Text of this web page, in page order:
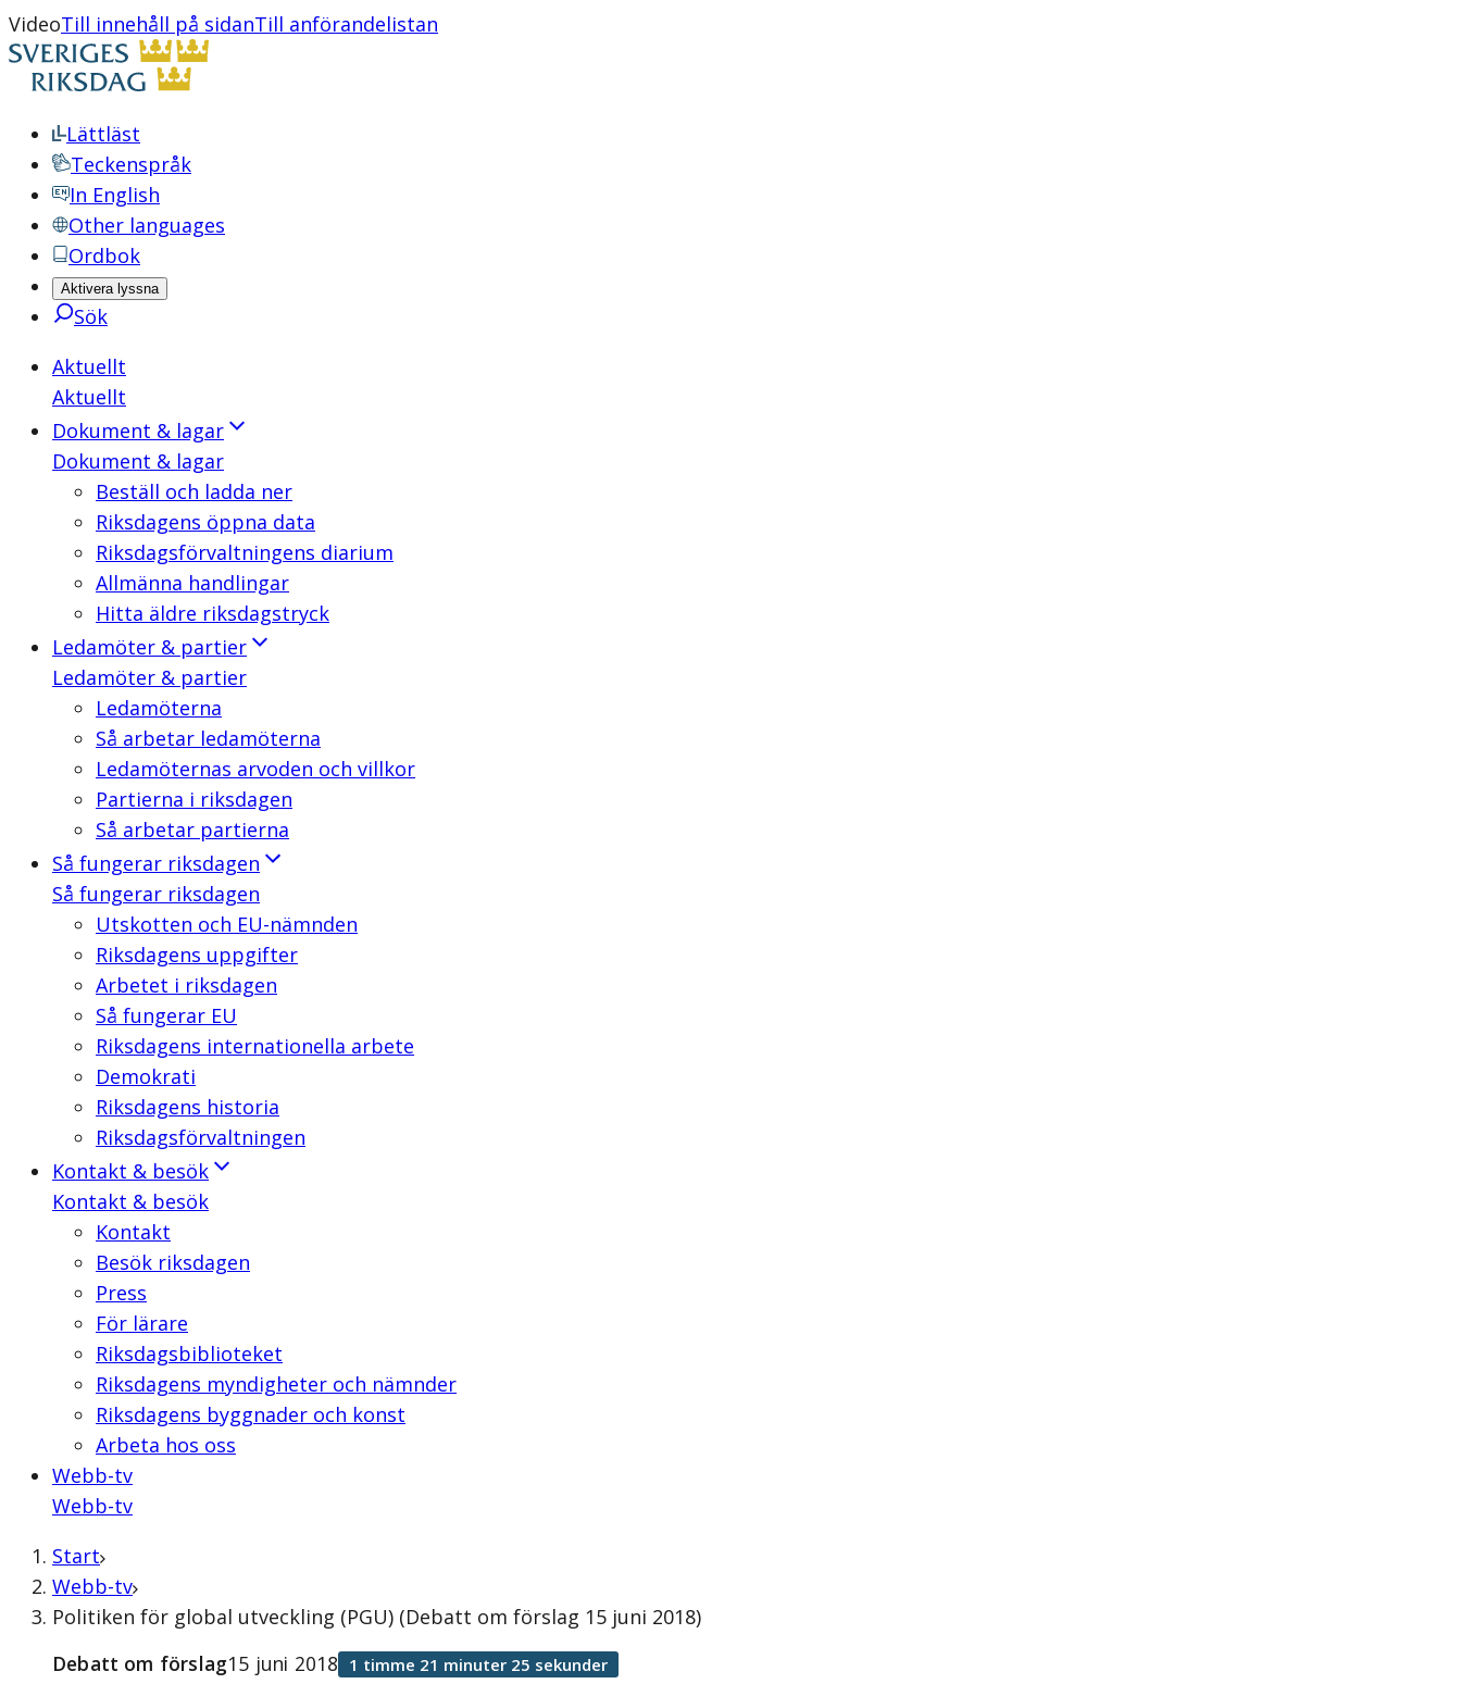
VideoTill innehåll på sidanTill anförandelistan
Lättläst
Teckenspråk
In English
Other languages
Ordbok
Aktivera lyssna
Sök
Aktuellt
Aktuellt
Dokument & lagar
Dokument & lagar
Beställ och ladda ner
Riksdagens öppna data
Riksdagsförvaltningens diarium
Allmänna handlingar
Hitta äldre riksdagstryck
Ledamöter & partier
Ledamöter & partier
Ledamöterna
Så arbetar ledamöterna
Ledamöternas arvoden och villkor
Partierna i riksdagen
Så arbetar partierna
Så fungerar riksdagen
Så fungerar riksdagen
Utskotten och EU-nämnden
Riksdagens uppgifter
Arbetet i riksdagen
Så fungerar EU
Riksdagens internationella arbete
Demokrati
Riksdagens historia
Riksdagsförvaltningen
Kontakt & besök
Kontakt & besök
Kontakt
Besök riksdagen
Press
För lärare
Riksdagsbiblioteket
Riksdagens myndigheter och nämnder
Riksdagens byggnader och konst
Arbeta hos oss
Webb-tv
Webb-tv
Start
Webb-tv
Politiken för global utveckling (PGU) (Debatt om förslag 15 juni 2018)
Debatt om förslag15 juni 2018 1 timme 21 minuter 25 sekunder